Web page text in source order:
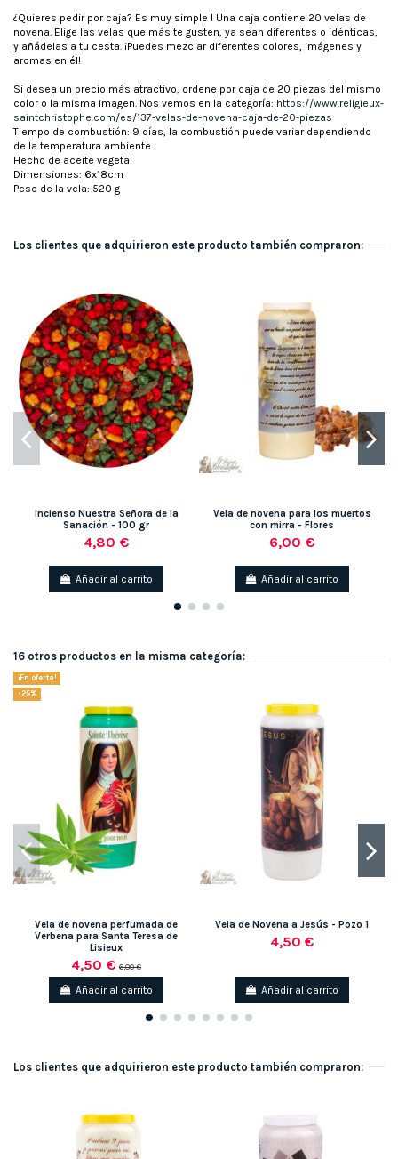
¿Quieres pedir por caja? Es muy simple ! Una caja contiene 20 velas de
novena. Elige las velas que más te gusten, ya sean diferentes o idénticas,
y añádelas a tu cesta. ¡Puedes mezclar diferentes colores, imágenes y
aromas en él!
Si desea un precio más atractivo, ordene por caja de 20 piezas del mismo
color o la misma imagen. Nos vemos en la categoría: https://www.religieux-
saintchristophe.com/es/137-velas-de-novena-caja-de-20-piezas
Tiempo de combustión: 9 días, la combustión puede variar dependiendo
de la temperatura ambiente.
Hecho de aceite vegetal
Dimensiones: 6x18cm
Peso de la vela: 520 g
Los clientes que adquirieron este producto también compraron:
Incienso Nuestra Señora de la
Sanación - 100 gr
4,80 €
Añadir al carrito
Vela de novena para los muertos
con mirra - Flores
6,00 €
Añadir al carrito
16 otros productos en la misma categoría:
¡En oferta!
-25%
Vela de novena perfumada de
Verbena para Santa Teresa de
Lisieux
4,50 €6,00 €
Añadir al carrito
Vela de Novena a Jesús - Pozo 1
4,50 €
Añadir al carrito
Los clientes que adquirieron este producto también compraron: